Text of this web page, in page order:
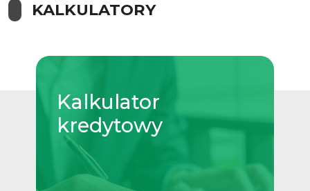
KALKULATORY
Kalkulator
kredytowy